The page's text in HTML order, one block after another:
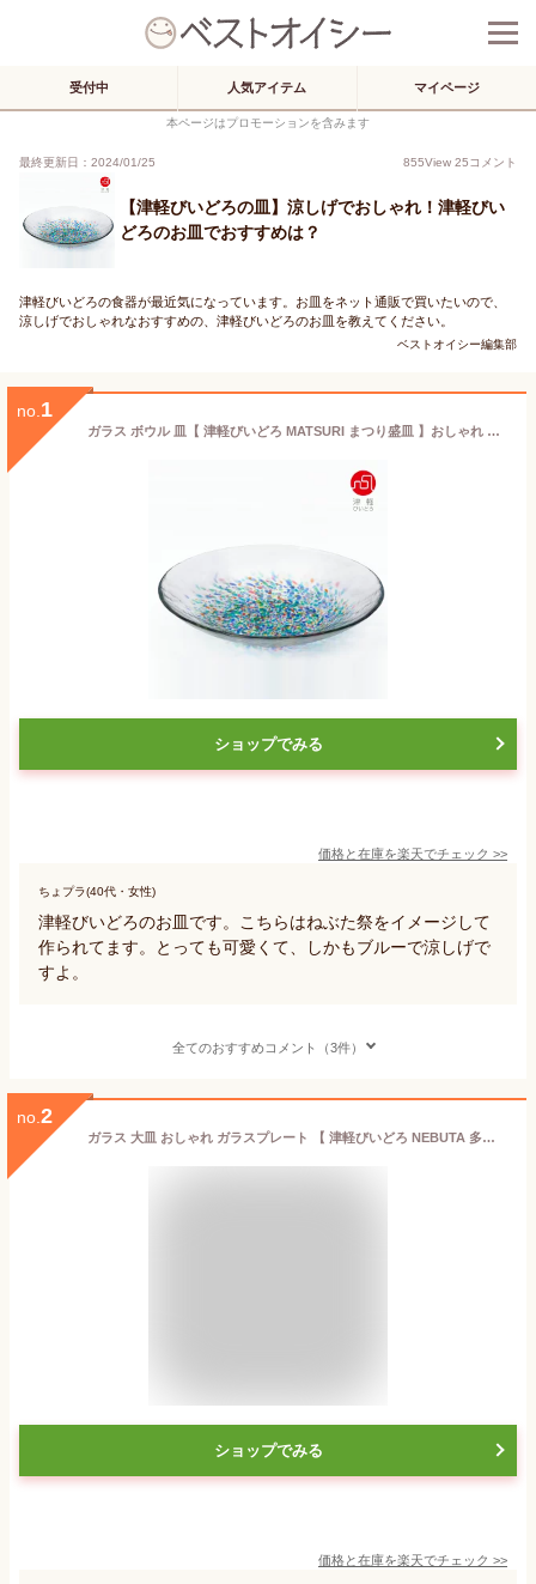
受付中 人気アイテム マイページ
本ページはプロモーションを含みます
最終更新日：2024/01/25 855View 25コメント
【津軽びいどろの皿】涼しげでおしゃれ！津軽びい
どろのお皿でおすすめは？
津軽びいどろの食器が最近気になっています。お皿をネット通販で買いたいので、
涼しげでおしゃれなおすすめの、津軽びいどろのお皿を教えてください。
ベストオイシー編集部
no. 1
ガラス ボウル 皿【 津軽びいどろ MATSURI まつり盛皿 】おしゃれ かわいい 涼しげ 浅鉢 ギフト 青空 和モダン ガラス皿 冷製 うつわ 鉢 中鉢 日本製 夏 花火 祭 手作り ハンドメイド 高級感 華やか 誕生日プレゼント ギフト 日本製
ショップでみる
価格と在庫を楽天でチェック >>
ちょプラ(40代・女性)
津軽びいどろのお皿です。こちらはねぶた祭をイメージして
作られてます。とっても可愛くて、しかもブルーで涼しげで
すよ。
全てのおすすめコメント（3件）
no. 2
ガラス 大皿 おしゃれ ガラスプレート 【 津軽びいどろ NEBUTA 多様鉢 】 日本製 深皿 パスタ皿 ボウル サラダ 透明 深口 カフェ風 ガラス食器 ハンドメイド ギフト 父の日 誕生日 アデリア 石塚硝子
ショップでみる
価格と在庫を楽天でチェック >>